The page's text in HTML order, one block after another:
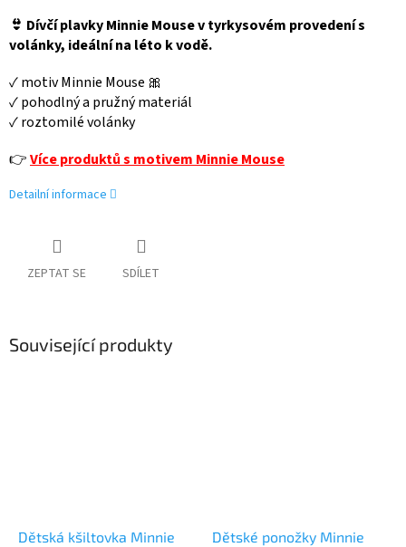
👙 Dívčí plavky Minnie Mouse v tyrkysovém provedení s
volánky, ideální na léto k vodě.
✓ motiv Minnie Mouse 🎀
✓ pohodlný a pružný materiál
✓ roztomilé volánky
👉Více produktů s motivem Minnie Mouse
Detailní informace
ZEPTAT SE SDÍLET
Související produkty
Dětská kšiltovka Minnie
Dětské ponožky Minnie